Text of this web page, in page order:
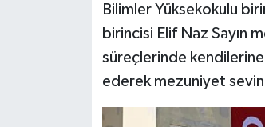
Bilimler Yüksekokulu
birincisi Elif Naz Sayın
süreçlerinde
ederek mezuniyet